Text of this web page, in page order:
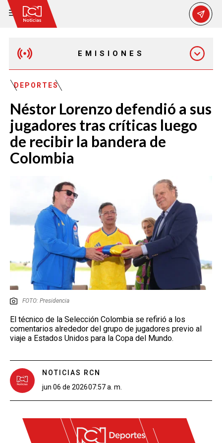
EMISIONES
EMISIÓN 12:30 PM
EMISIÓN 7:00 PM
EMISIÓN 11:30 PM
DEPORTES
Néstor Lorenzo defendió a sus
jugadores tras críticas luego
de recibir la bandera de
Colombia
FOTO: Presidencia
El técnico de la Selección Colombia se refirió a los
comentarios alrededor del grupo de jugadores previo al
viaje a Estados Unidos para la Copa del Mundo.
NOTICIAS RCN
jun 06 de 202607:57 a. m.